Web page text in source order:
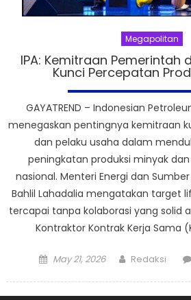
Megapolitan
IPA: Kemitraan Pemerintah
Kunci Percepatan
GAYATREND – Indonesian
menegaskan pentingnya kemitraan
dan pelaku usaha dalam
peningkatan produksi minyak
nasional. Menteri Energi dan
Bahlil Lahadalia mengatakan target
tercapai tanpa kolaborasi yang solid
Kontraktor Kontrak Kerja Sama
Posted
May 21, 2026 Author
Redaksi